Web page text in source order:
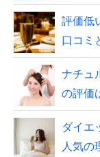
評価低
口コミ
ナチュ
の評価
ダイエ
人気の